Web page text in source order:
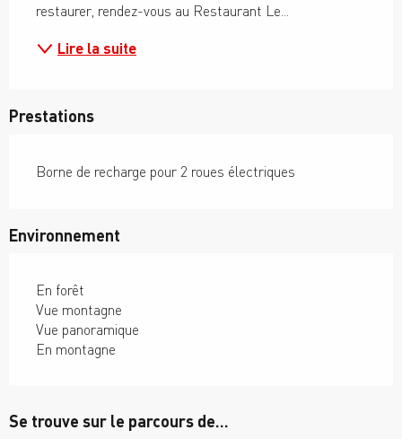
restaurer, rendez-vous au Restaurant Le...
Lire la suite
Prestations
Borne de recharge pour 2 roues électriques
Environnement
En forêt
Vue montagne
Vue panoramique
En montagne
Se trouve sur le parcours de...